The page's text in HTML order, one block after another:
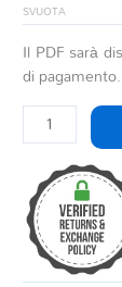
SVUOTA
Il PDF sarà
di pagamento.
FORZA
RAGAZZI
quantità